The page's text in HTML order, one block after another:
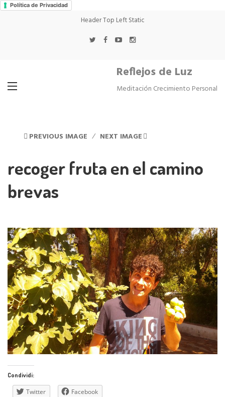
Política de Privacidad
Header Top Left Static
Reflejos de Luz
Meditación Crecimiento Personal
PREVIOUS IMAGE NEXT IMAGE
recoger fruta en el camino
brevas
Condividi:
Twitter Facebook